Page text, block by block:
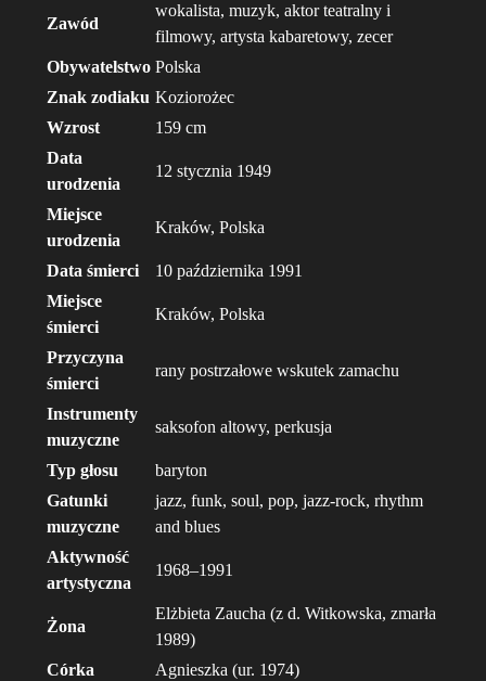
Zawód
wokalista, muzyk, aktor teatralny i
filmowy, artysta kabaretowy, zecer
Obywatelstwo Polska
Znak zodiaku Koziorożec
Wzrost
159 cm
Data
urodzenia
12 stycznia 1949
Miejsce
urodzenia
Kraków, Polska
Data śmierci
10 października 1991
Miejsce
śmierci
Kraków, Polska
Przyczyna
śmierci
rany postrzałowe wskutek zamachu
Instrumenty
muzyczne
saksofon altowy, perkusja
Typ głosu
baryton
Gatunki
muzyczne
jazz, funk, soul, pop, jazz-rock, rhythm
and blues
Aktywność
artystyczna
1968–1991
Żona
Elżbieta Zaucha (z d. Witkowska, zmarła
1989)
Córka
Agnieszka (ur. 1974)